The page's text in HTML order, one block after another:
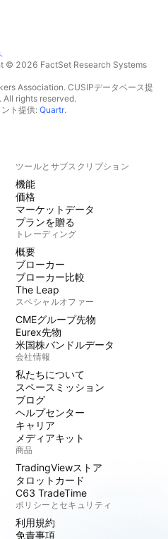
.
© 2026 FactSet Research Systems
Association. CUSIPデータベース提
All rights reserved.
ト提供: Quartr.
ツールとサブスクリプション
機能
価格
マーケットデータ
プランを贈る
トレーディング
概要
ブローカー
ブローカー比較
The Leap
スペシャルオファー
CMEグループ先物
Eurex先物
米国株バンドルデータ
会社情報
私たちについて
スペースミッション
ブログ
ヘルプセンター
キャリア
メディアキット
商品
TradingViewストア
タロットカード
C63 TradeTime
ポリシーとセキュリティ
利用規約
免責事項